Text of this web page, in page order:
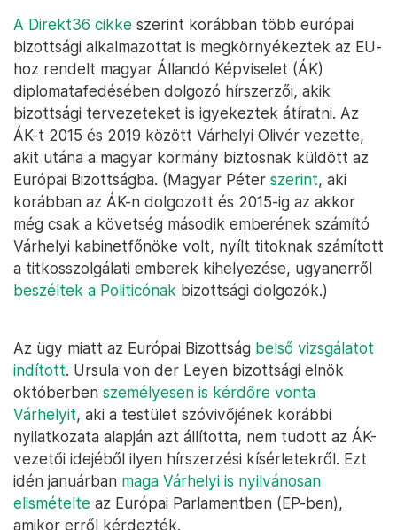
A Direkt36 cikke szerint korábban több európai
bizottsági alkalmazottat is megkörnyékeztek az EU-
hoz rendelt magyar Állandó Képviselet (ÁK)
diplomatafedésében dolgozó hírszerzői, akik
bizottsági tervezeteket is igyekeztek átíratni. Az
ÁK-t 2015 és 2019 között Várhelyi Olivér vezette,
akit utána a magyar kormány biztosnak küldött az
Európai Bizottságba. (Magyar Péter szerint, aki
korábban az ÁK-n dolgozott és 2015-ig az akkor
még csak a követség második emberének számító
Várhelyi kabinetfőnöke volt, nyílt titoknak számított
a titkosszolgálati emberek kihelyezése, ugyanerről
beszéltek a Politicónak bizottsági dolgozók.)
Az ügy miatt az Európai Bizottság belső vizsgálatot
indított. Ursula von der Leyen bizottsági elnök
októberben személyesen is kérdőre vonta
Várhelyit, aki a testület szóvivőjének korábbi
nyilatkozata alapján azt állította, nem tudott az ÁK-
vezetői idejéből ilyen hírszerzési kísérletekről. Ezt
idén januárban maga Várhelyi is nyilvánosan
elismételte az Európai Parlamentben (EP-ben),
amikor erről kérdezték.